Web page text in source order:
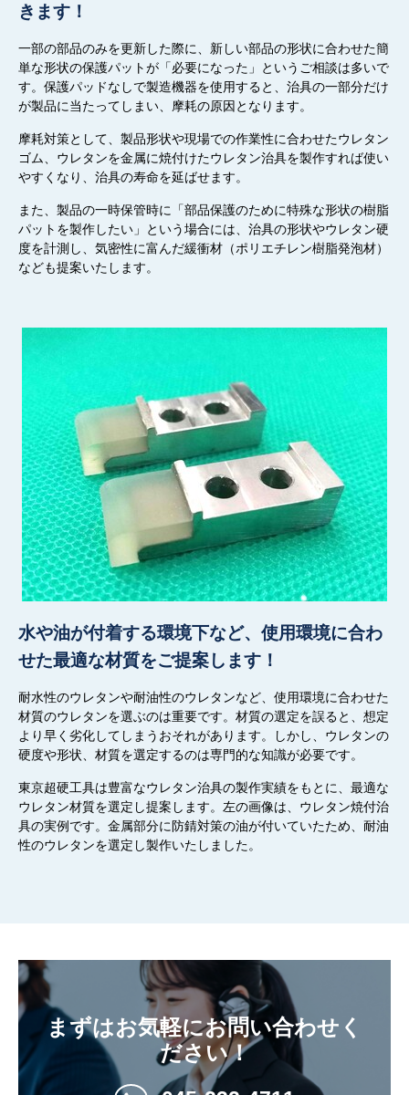
きます！
一部の部品のみを更新した際に、新しい部品の形状に合わせた簡
単な形状の保護パットが 「必要になった 」 というご相談は多いで
す。保護パッドなしで製造機器を使用すると、 治具の一部分だけ
が製品に当たってしまい 摩耗の原因となります。
摩耗対策として、製品形状や現場での作業性に合わせたウレタン
ゴム、ウレタンを金属に焼付けたウレタン治具を製作すれば使い
やすくな り、 治具の寿命を延ばせます。
また、製品の一時保管時に「部品保護のために特殊な形状の樹脂
パットを製作したい 」 という場合には、 治具の形状やウレタン硬
度を計測し、気密性に富んだ緩衝材（ポリエチレン樹脂発泡材）
なども提案いた します。
水や油が付着する環境下など、使用環境に合わ
せた最適な材質をご提案します！
耐水性のウレタンや耐油性のウレタンなど、 使用環境に合わせた
材質のウレタンを選ぶのは重要です。材質の選定を誤ると
想定
より早く劣化してしまう おそれがあります。しかし、ウレタンの
硬度や形状、材質を選定するのは専門的な知識が必要です。
東京超硬工具は豊富なウレタン治具の製作実績をもと に、最適な
ウレタン材質を選定 し提案します。左の画像は
ウレタン焼付治
具の実例です。 金属部分に防錆対策の油が付いていたため、耐油
性のウレタンを選定し製作いたしました。
まずはお気軽にお問い合わせく
ださい！